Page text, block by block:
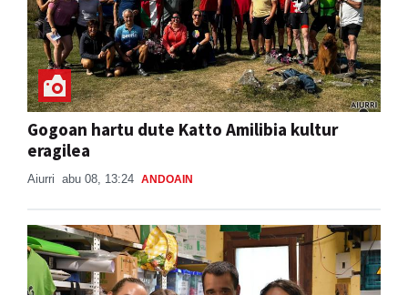
Gogoan hartu dute Katto Amilibia kultur
eragilea
Aiurri abu 08, 13:24 ANDOAIN